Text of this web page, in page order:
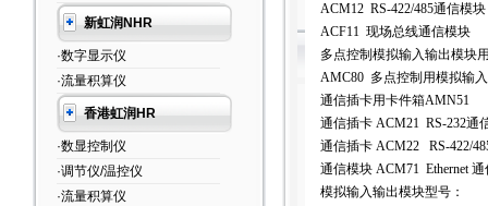
新虹润NHR
·数字显示仪
·流量积算仪
香港虹润HR
·数显控制仪
·调节仪/温控仪
·流量积算仪
ACM12 RS-422/485通信模块
ACF11 现场总线通信模块
多点控制模拟输入输出模块
AMC80 多点控制用模拟输
通信插卡用卡件箱AMN51
通信插卡 ACM21 RS-232通
通信插卡 ACM22 RS-422/
通信模块 ACM71 Ethernet
模拟输入输出模块型号：